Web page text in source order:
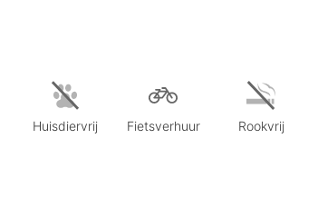
Huisdiervrij Fietsverhuur Rookvrij